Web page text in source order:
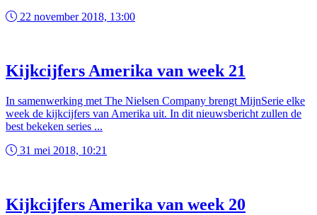
22 november 2018, 13:00
Kijkcijfers Amerika van week 21
In samenwerking met The Nielsen Company brengt MijnSerie elke
week de kijkcijfers van Amerika uit. In dit nieuwsbericht zullen de
best bekeken series ...
31 mei 2018, 10:21
Kijkcijfers Amerika van week 20